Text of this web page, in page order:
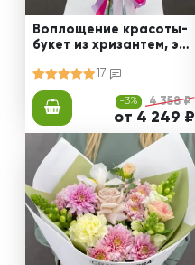
Воплощение красоты-
букет из хризантем, эус
17
-3% 4 358 ₽
от 4 249 ₽